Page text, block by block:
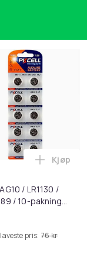
rørs fotpedal
/ LR1130 /
/ 10-pakning
pris: 76 kr
Legg
Kjøp